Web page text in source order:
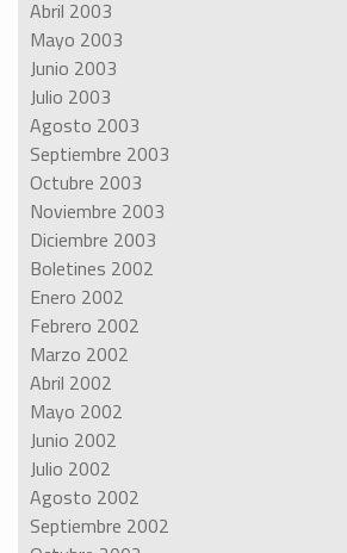
Abril 2003
Mayo 2003
Junio 2003
Julio 2003
Agosto 2003
Septiembre 2003
Octubre 2003
Noviembre 2003
Diciembre 2003
Boletines 2002
Enero 2002
Febrero 2002
Marzo 2002
Abril 2002
Mayo 2002
Junio 2002
Julio 2002
Agosto 2002
Septiembre 2002